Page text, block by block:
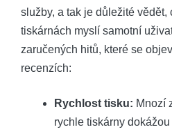
služby, a tak je důležité vědět,
tiskárnách myslí samotní
zaručených hitů, které se
recenzích:
Rychlost tisku: Mnozí
rychle tiskárny